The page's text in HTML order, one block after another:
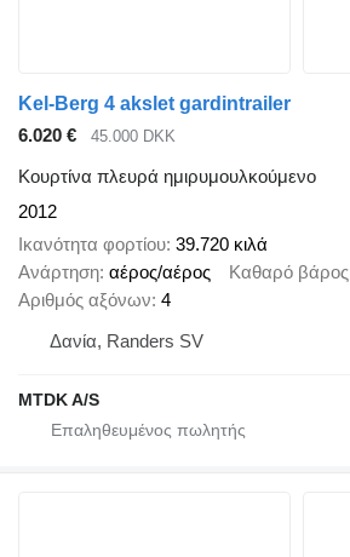
Kel-Berg 4 akslet gardintrailer
6.020 €
45.000 DKK
Κουρτίνα πλευρά ημιρυμουλκούμενο
2012
Ικανότητα φορτίου 39.720 κιλά
Ανάρτηση αέρος/αέρος Καθαρό βάρος
Αριθμός αξόνων 4
Δανία, Randers SV
MTDK A/S